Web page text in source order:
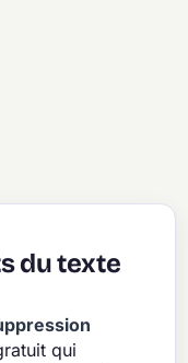
du texte
qui